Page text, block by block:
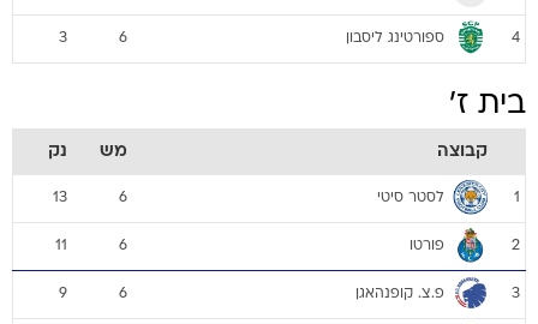
4 ספורטינג ליסבון 6
3
בית ז'
קבוצה מש נק
1 לסטר סיטי 6
13
2 פורטו 6
11
3 פ.צ. קופנהאגן 6
9